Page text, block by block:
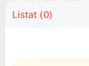
Listat (0)